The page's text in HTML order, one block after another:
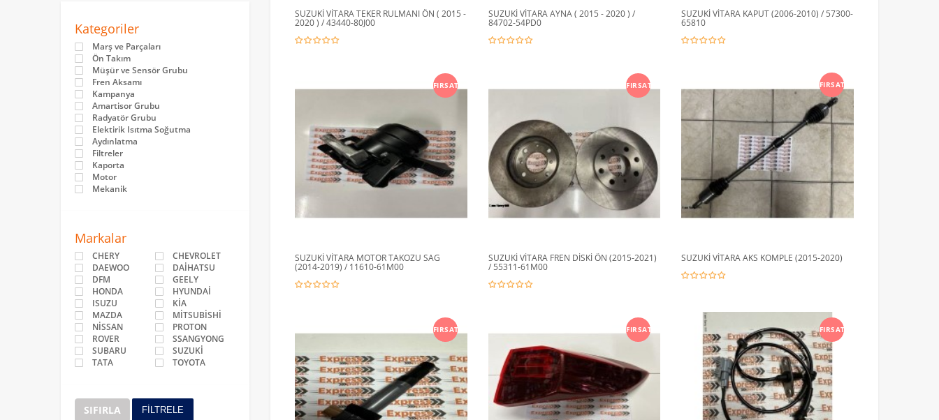
Kategoriler
Marş ve Parçaları
Ön Takım
Müşür ve Sensör Grubu
Fren Aksamı
Kampanya
Amartisor Grubu
Radyatör Grubu
Elektirik Isıtma Soğutma
Aydınlatma
Filtreler
Kaporta
Motor
Mekanik
Markalar
CHERY
CHEVROLET
DAEWOO
DAİHATSU
DFM
GEELY
HONDA
HYUNDAİ
ISUZU
KİA
MAZDA
MİTSUBİSHİ
NİSSAN
PROTON
ROVER
SSANGYONG
SUBARU
SUZUKİ
TATA
TOYOTA
SIFIRLA FİLTRELE
SUZUKİ VİTARA TEKER RULMANI ÖN ( 2015 -
2020 ) / 43440-80J00
SUZUKİ VİTARA AYNA ( 2015 - 2020 ) /
84702-54PD0
SUZUKİ VİTARA KAPUT (2006-2010) / 57300-
65810
FIRSAT
SUZUKİ VİTARA MOTOR TAKOZU SAG
(2014-2019) / 11610-61M00
FIRSAT
SUZUKİ VİTARA FREN DİSKİ ÖN (2015-2021)
/ 55311-61M00
FIRSAT
SUZUKİ VİTARA AKS KOMPLE (2015-2020)
FIRSAT FIRSAT FIRSAT